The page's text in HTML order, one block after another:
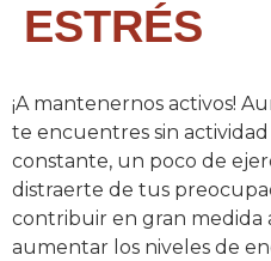
ESTRÉS
¡A mantenernos activos!
te encuentres sin actividad
constante, un poco de
distraerte de tus
contribuir en gran medida
aumentar los niveles de